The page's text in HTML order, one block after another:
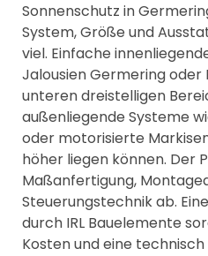
Sonnenschutz in
System, Größe und
viel. Einfache
Jalousien Germering oder
unteren dreistelligen
außenliegende Systeme
oder motorisierte
höher liegen können. Der
Maßanfertigung,
Steuerungstechnik ab.
durch IRL Bauelemente
Kosten und eine technisch